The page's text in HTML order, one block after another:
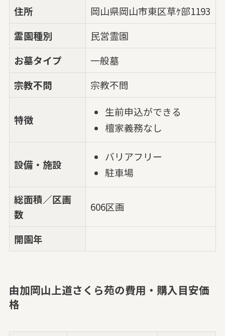
住所
岡山県岡山市東区草ｹ部1193
霊園種別
民営霊園
お墓タイプ
一般墓
宗教不問
宗教不問
特徴
生前申込ができる
檀家義務なし
設備・施設
バリアフリー
駐車場
総面積／区画
数
606区画
開園年
由加岡山上道さくら苑の費用・購入目安価
格